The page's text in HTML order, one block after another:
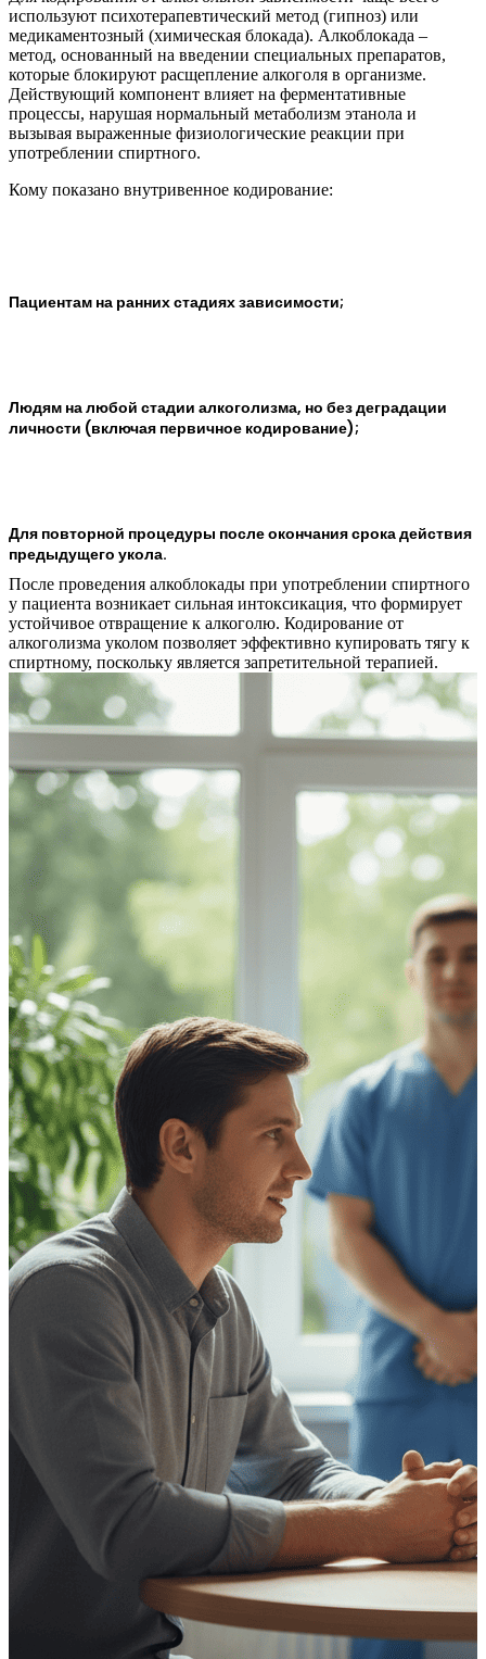
используют психотерапевтический метод (гипноз) или
медикаментозный (химическая блокада). Алкоблокада –
метод, основанный на введении специальных препаратов,
которые блокируют расщепление алкоголя в организме.
Действующий компонент влияет на ферментативные
процессы, нарушая нормальный метаболизм этанола и
вызывая выраженные физиологические реакции при
употреблении спиртного.
Кому показано внутривенное кодирование:
Пациентам на ранних стадиях зависимости;
Людям на любой стадии алкоголизма, но без деградации
личности (включая первичное кодирование);
Для повторной процедуры после окончания срока действия
предыдущего укола.
После проведения алкоблокады при употреблении спиртного
у пациента возникает сильная интоксикация, что формирует
устойчивое отвращение к алкоголю. Кодирование от
алкоголизма уколом позволяет эффективно купировать тягу к
спиртному, поскольку является запретительной терапией.